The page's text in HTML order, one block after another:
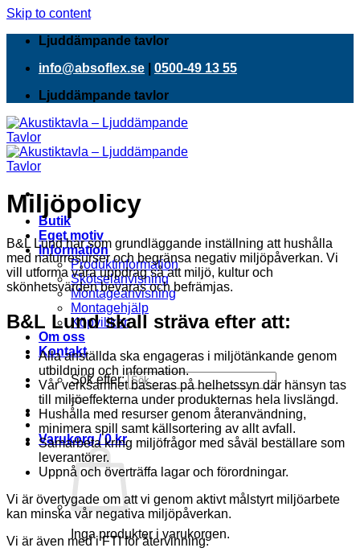
Skip to content
Ljuddämpande tavlor
info@absoflex.se
0500-49 13 55
Ljuddämpande tavlor
Butik
Eget motiv
Information
Produktinformation
Skötselanvisning
Montageanvisning
Montagehjälp
Köpvillkor
Om oss
Kontakt
Sök efter:
Varukorg /0kr
Inga produkter i varukorgen.
Miljöpolicy
B&L Lund har som grundläggande inställning att hushålla
med naturresurser och begränsa negativ miljöpåverkan. Vi
vill utforma våra uppdrag så att miljö, kultur och
skönhetsvärden bevaras och befrämjas.
B&L Lund skall sträva efter att:
Alla anställda ska engageras i miljötänkande genom
utbildning och information.
Vår verksamhet baseras på helhetssyn där hänsyn tas
till miljöeffekterna under produkternas hela livslängd.
Hushålla med resurser genom återanvändning,
minimera spill samt källsortering av allt avfall.
Samarbeta kring miljöfrågor med såväl beställare som
leverantörer.
Uppnå och överträffa lagar och förordningar.
Vi är övertygade om att vi genom aktivt målstyrt miljöarbete
kan minska vår negativa miljöpåverkan.
Vi är även med i FTI för återvinning.